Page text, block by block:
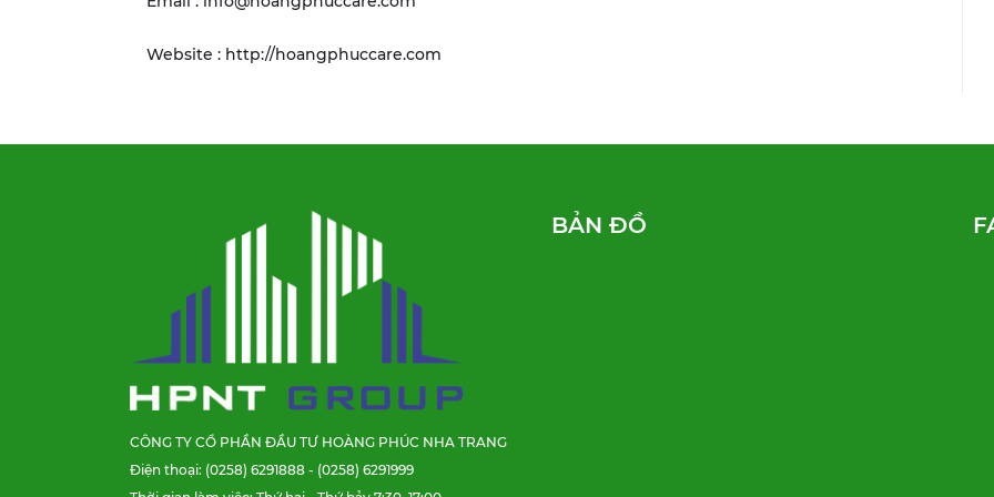
Website : http://hoangphuccare.com
CÔNG TY CỔ PHẦN ĐẦU TƯ HOÀNG PHÚC NHA TRANG
Điện thoại: (0258) 6291888 - (0258) 6291999
BẢN ĐỒ